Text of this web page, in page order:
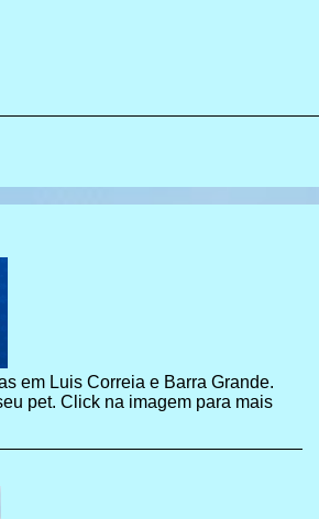
em Luis Correia e Barra Grande.
pet. Click na imagem para mais